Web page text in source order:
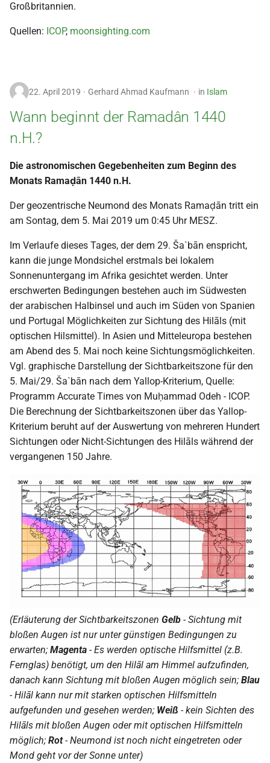
Großbritannien.
Quellen: ICOP, moonsighting.com
22. April 2019 Gerhard Ahmad Kaufmann in Islam
Wann beginnt der Ramadân 1440
n.H.?
Die astronomischen Gegebenheiten zum Beginn des
Monats Ramaḍān 1440 n.H.
Der geozentrische Neumond des Monats Ramaḍān tritt ein
am Sontag, dem 5. Mai 2019 um 0:45 Uhr MESZ.
Im Verlaufe dieses Tages, der dem 29. Ša`bān enspricht,
kann die junge Mondsichel erstmals bei lokalem
Sonnenuntergang im Afrika gesichtet werden. Unter
erschwerten Bedingungen bestehen auch im Südwesten
der arabischen Halbinsel und auch im Süden von Spanien
und Portugal Möglichkeiten zur Sichtung des Hilāls (mit
optischen Hilsmittel). In Asien und Mitteleuropa bestehen
am Abend des 5. Mai noch keine Sichtungsmöglichkeiten.
Vgl. graphische Darstellung der Sichtbarkeitszone für den
5. Mai/29. Ša`bān nach dem Yallop-Kriterium, Quelle:
Programm Accurate Times von Muḥammad Odeh - ICOP.
Die Berechnung der Sichtbarkeitszonen über das Yallop-
Kriterium beruht auf der Auswertung von mehreren Hundert
Sichtungen oder Nicht-Sichtungen des Hilāls während der
vergangenen 150 Jahre.
(Erläuterung der Sichtbarkeitszonen Gelb - Sichtung mit
bloßen Augen ist nur unter günstigen Bedingungen zu
erwarten; Magenta - Es werden optische Hilfsmittel (z.B.
Fernglas) benötigt, um den Hilāl am Himmel aufzufinden,
danach kann Sichtung mit bloßen Augen möglich sein; Blau
- Hilāl kann nur mit starken optischen Hilfsmitteln
aufgefunden und gesehen werden; Weiß - kein Sichten des
Hilāls mit bloßen Augen oder mit optischen Hilfsmitteln
möglich; Rot- Neumond ist noch nicht eingetreten oder
Mond geht vor der Sonne unter)